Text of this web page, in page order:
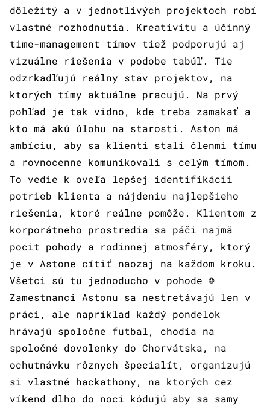
dôležitý a v jednotlivých projektoch robí
vlastné rozhodnutia. Kreativitu a účinný
time-management tímov tiež podporujú aj
vizuálne riešenia v podobe tabúľ. Tie
odzrkadľujú reálny stav projektov, na
ktorých tímy aktuálne pracujú. Na prvý
pohľad je tak vidno, kde treba zamakať a
kto má akú úlohu na starosti. Aston má
ambíciu, aby sa klienti stali členmi tímu
a rovnocenne komunikovali s celým tímom.
To vedie k oveľa lepšej identifikácii
potrieb klienta a nájdeniu najlepšieho
riešenia, ktoré reálne pomôže. Klientom z
korporátneho prostredia sa páči najmä
pocit pohody a rodinnej atmosféry, ktorý
je v Astone cítiť naozaj na každom kroku.
Všetci sú tu jednoducho v pohode ☺
Zamestnanci Astonu sa nestretávajú len v
práci, ale napríklad každý pondelok
hrávajú spoločne futbal, chodia na
spoločné dovolenky do Chorvátska, na
ochutnávku rôznych špecialít, organizujú
si vlastné hackathony, na ktorých cez
víkend dlho do noci kódujú aby sa samy